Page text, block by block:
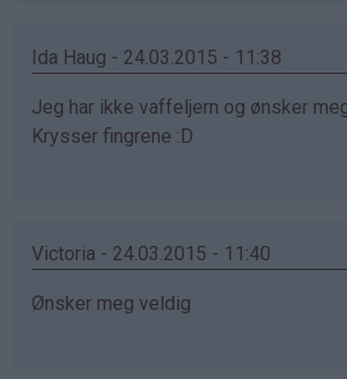
Ida Haug - 24.03.2015 - 11:38
Jeg har ikke vaffeljern og ønsker
Krysser fingrene :D
Victoria - 24.03.2015 - 11:40
Ønsker meg veldig